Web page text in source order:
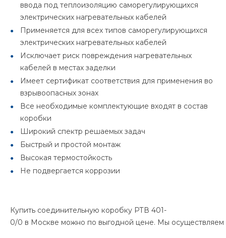
ввода под теплоизоляцию саморегулирующихся
электрических нагревательных кабелей
Применяется для всех типов саморегулирующихся
электрических нагревательных кабелей
Исключает риск повреждения нагревательных
кабелей в местах заделки
Имеет сертификат соответствия для применения во
взрывоопасных зонах
Все необходимые комплектующие входят в состав
коробки
Широкий спектр решаемых задач
Быстрый и простой монтаж
Высокая термостойкость
Не подвергается коррозии
Купить соединительную коробку РТВ 401-
0/0 в Москве можно по выгодной цене. Мы осуществляем